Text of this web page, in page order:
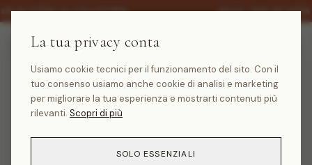
SU TUTTA LA COLLEZIONE · SALDI -30% SU
Prodotto non trovato
La tua privacy conta
Usiamo cookie tecnici per il funzionamento del sito. Con il
tuo consenso usiamo anche cookie di analisi e marketing
per migliorare la tua esperienza e mostrarti contenuti più
rilevanti. Scopri di più
SOLO ESSENZIALI